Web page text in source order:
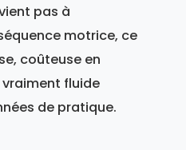
pas à
motrice, ce
coûteuse en
fluide
de pratique.